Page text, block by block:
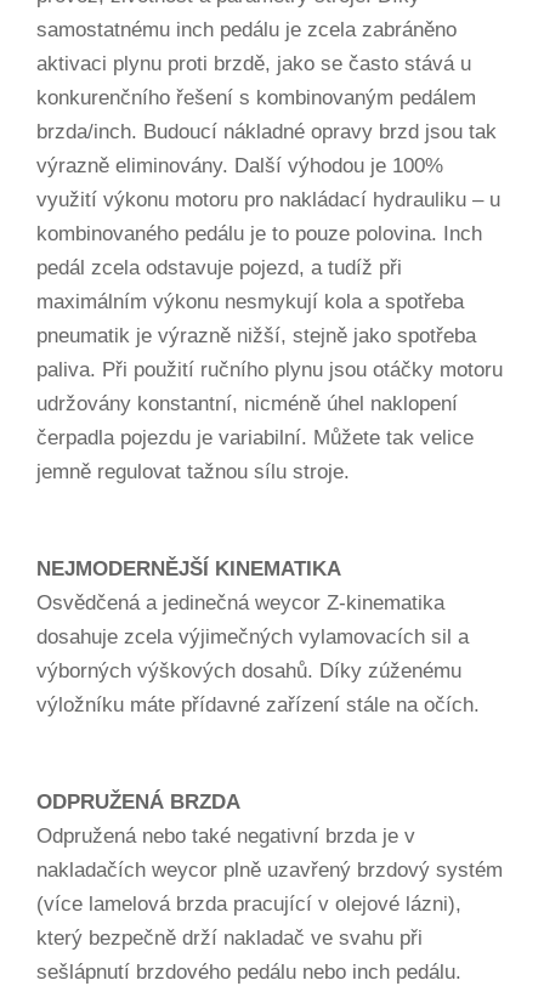
samostatnému inch pedálu je zcela zabráněno
aktivaci plynu proti brzdě, jako se často stává u
konkurenčního řešení s kombinovaným pedálem
brzda/inch. Budoucí nákladné opravy brzd jsou tak
výrazně eliminovány. Další výhodou je 100%
využití výkonu motoru pro nakládací hydrauliku – u
kombinovaného pedálu je to pouze polovina. Inch
pedál zcela odstavuje pojezd, a tudíž při
maximálním výkonu nesmykují kola a spotřeba
pneumatik je výrazně nižší, stejně jako spotřeba
paliva. Při použití ručního plynu jsou otáčky motoru
udržovány konstantní, nicméně úhel naklopení
čerpadla pojezdu je variabilní. Můžete tak velice
jemně regulovat tažnou sílu stroje.
NEJMODERNĚJŠÍ KINEMATIKA
Osvědčená a jedinečná weycor Z-kinematika
dosahuje zcela výjimečných vylamovacích sil a
výborných výškových dosahů. Díky zúženému
výložníku máte přídavné zařízení stále na očích.
ODPRUŽENÁ BRZDA
Odpružená nebo také negativní brzda je v
nakladačích weycor plně uzavřený brzdový systém
(více lamelová brzda pracující v olejové lázni),
který bezpečně drží nakladač ve svahu při
sešlápnutí brzdového pedálu nebo inch pedálu.